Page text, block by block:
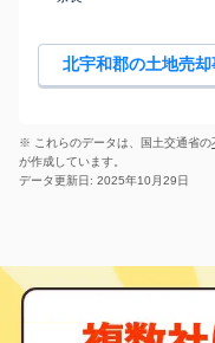
北宇和郡の土地売
※ これらのデータは、国土交通省の
が作成しています。
データ更新日: 2025年10月29日